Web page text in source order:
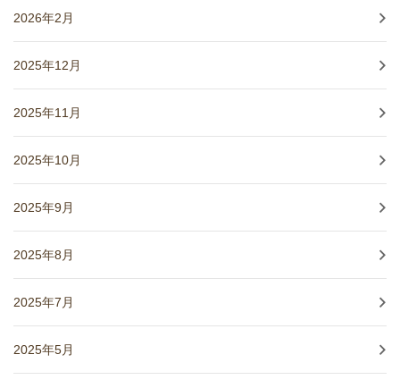
2026年2月
2025年12月
2025年11月
2025年10月
2025年9月
2025年8月
2025年7月
2025年5月